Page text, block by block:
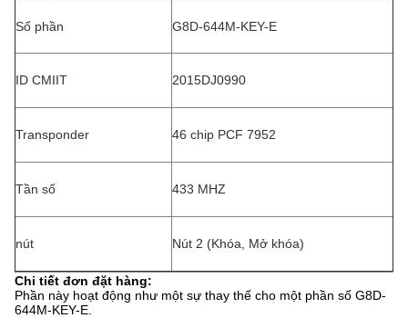
Số phần G8D-644M-KEY-E
ID CMIIT 2015DJ0990
Transponder 46 chip PCF 7952
Tần số 433 MHZ
nút Nút 2 (Khóa, Mở khóa)
Chi tiết đơn đặt hàng:
Phần này hoạt động như một sự thay thế cho một phần số G8D-
644M-KEY-E.